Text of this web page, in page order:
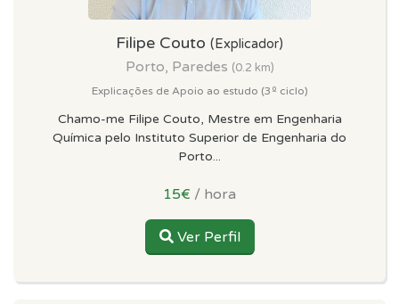
Filipe Couto (Explicador)
Porto, Paredes (0.2 km)
Explicações de Apoio ao estudo (3º ciclo)
Chamo-me Filipe Couto, Mestre em Engenharia
Química pelo Instituto Superior de Engenharia do
Porto...
15€ / hora
Ver Perfil